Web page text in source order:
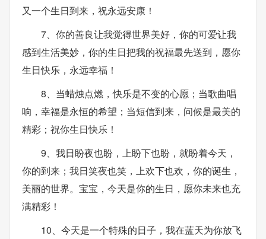
又一个生日到来，祝永远安康！
7、你的善良让我觉得世界美好，你的可爱让我
感到生活美妙，你的生日把我的祝福最先送到，愿你
生日快乐，永远幸福！
8、当蜡烛点燃，快乐是不变的心愿；当歌曲唱
响，幸福是永恒的希望；当短信到来，问候是最美的
精彩；祝你生日快乐！
9、我日盼夜也盼，上盼下也盼，就盼着今天，
你的到来；我日笑夜也笑，上欢下也欢，你的诞生，
美丽的世界。宝宝，今天是你的生日，愿你未来也充
满精彩！
10、今天是一个特殊的日子，我在蓝天为你放飞